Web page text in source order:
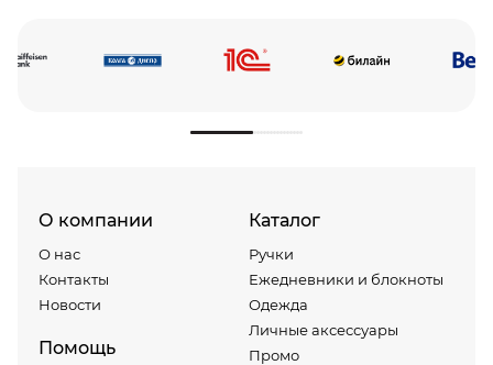
О компании
О нас
Контакты
Новости
Помощь
Каталог
Ручки
Ежедневники и блокноты
Одежда
Личные аксессуары
Промо